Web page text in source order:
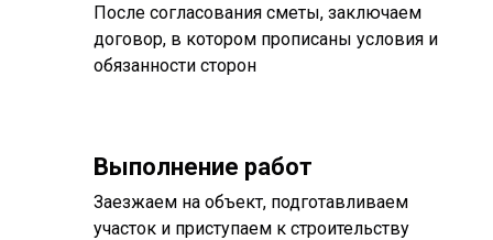
После согласования сметы, заключаем
договор, в котором прописаны условия и
обязанности сторон
Выполнение работ
Заезжаем на объект, подготавливаем
участок и приступаем к строительству